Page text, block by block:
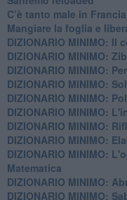
C’è tanto male in Francia
​Mangiare la foglia e
DIZIONARIO MINIMO: Il
DIZIONARIO MINIMO:
DIZIONARIO MINIMO:
DIZIONARIO MINIMO:
DIZIONARIO MINIMO:
DIZIONARIO MINIMO:
DIZIONARIO MINIMO:
DIZIONARIO MINIMO:
DIZIONARIO MINIMO:
​Matematica
DIZIONARIO MINIMO:
DIZIONARIO MINIMO: